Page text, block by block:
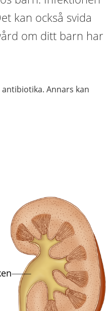
kan också svida
om ditt barn har
Annars kan